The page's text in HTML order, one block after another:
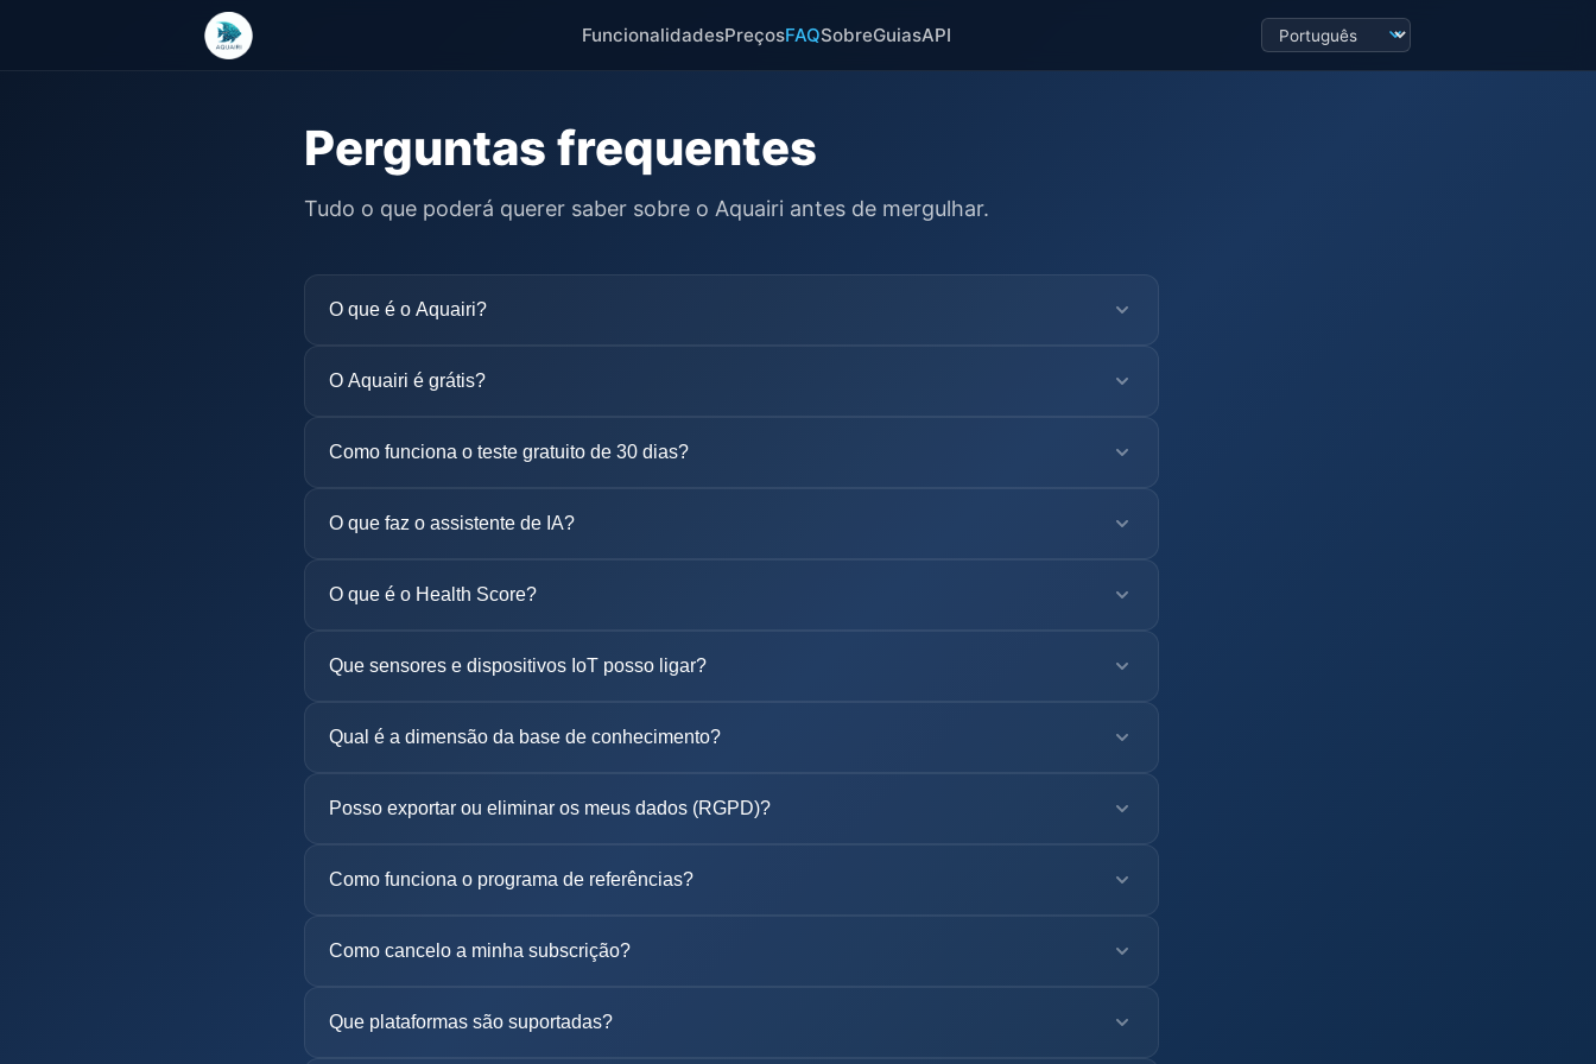
FuncionalidadesPreçosFAQSobreGuiasAPI
Perguntas frequentes
Tudo o que poderá querer saber sobre o Aquairi antes de mergulhar.
O que é o Aquairi?
O Aquairi é grátis?
Como funciona o teste gratuito de 30 dias?
O que faz o assistente de IA?
O que é o Health Score?
Que sensores e dispositivos IoT posso ligar?
Qual é a dimensão da base de conhecimento?
Posso exportar ou eliminar os meus dados (RGPD)?
Como funciona o programa de referências?
Como cancelo a minha subscrição?
Que plataformas são suportadas?